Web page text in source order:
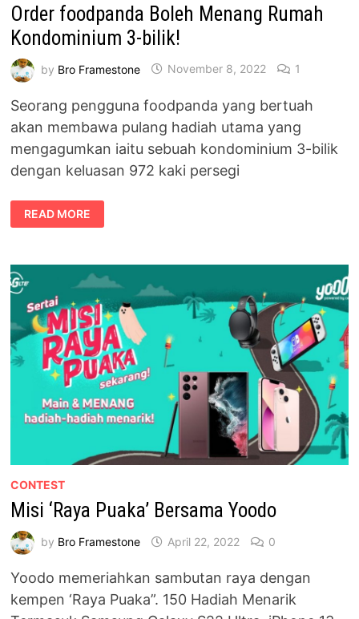
Order foodpanda Boleh Menang Rumah
Kondominium 3-bilik!
by Bro Framestone November 8, 2022 1
Seorang pengguna foodpanda yang bertuah
akan membawa pulang hadiah utama yang
mengagumkan iaitu sebuah kondominium 3-bilik
dengan keluasan 972 kaki persegi
ORDER
FOODPANDA
BOLEH
KONDOMINIUM
BILIK!
READ MORE
CONTEST
Misi ‘Raya Puaka’ Bersama Yoodo
by Bro Framestone April 22, 2022 0
Yoodo memeriahkan sambutan raya dengan
kempen ‘Raya Puaka”. 150 Hadiah Menarik